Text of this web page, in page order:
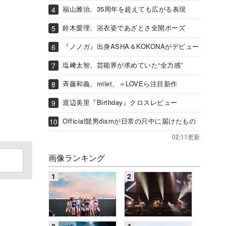
福山雅治、35周年を超えても広がる表現
鈴木愛理、浴衣姿であざとさ全開ポーズ
『ノノガ』出身ASHA＆KOKONAがデビュー
塩﨑太智、芸能界が求めていた“全力感”
斉藤和義、milet、＝LOVEら注目新作
渡辺美里『Birthday』クロスレビュー
Official髭男dismが日常の只中に届けたもの
02:11更新
画像ランキング